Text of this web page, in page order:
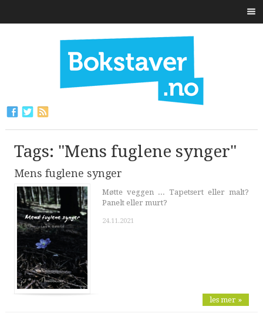
Tags: "Mens fuglene synger"
Mens fuglene synger
Møtte veggen ... Tapetsert eller malt?
Panelt eller murt?
24.11.2021
les mer »